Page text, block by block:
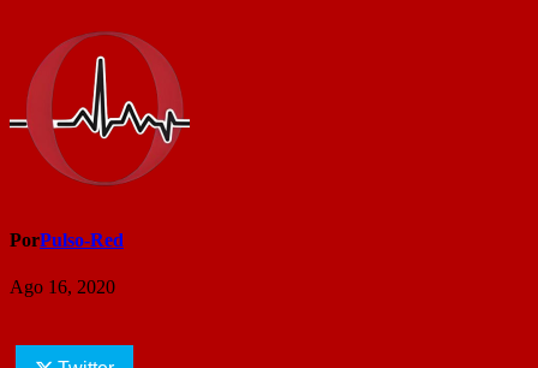
PorPulso-Red
Ago 16, 2020